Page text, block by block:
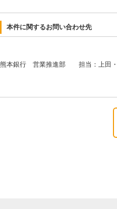
本件に関するお問い合わせ先
熊本銀行 営業推進部 担当：上田